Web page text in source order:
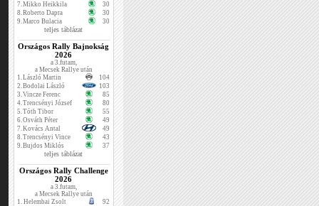
7.Mikko Heikkila
30
8.Roberto Dapra
30
9.Marco Bulacia 30
teljes táblázat
Országos Rally Bajnokság
2026
a 3.futam,
a Mecsek Rallye után
1.László Martin
104
2.Bodolai László
103
3.Vincze Ferenc
85
4.Trencsényi József
80
5.Tóth Tibor
55
6.Osváth Péter
49
7.Kovács Antal
49
8.Trencsényi Vince
43
9.Bujdos Miklós 37
teljes táblázat
Országos Rally Challenge
2026
a 3.futam,
a Mecsek Rallye után
1. Helembai Zsolt
92